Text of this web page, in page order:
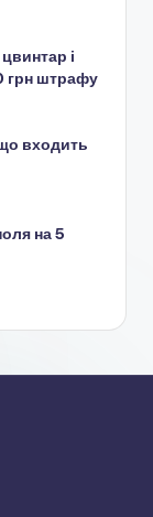
і
грн штрафу
входить
на 5